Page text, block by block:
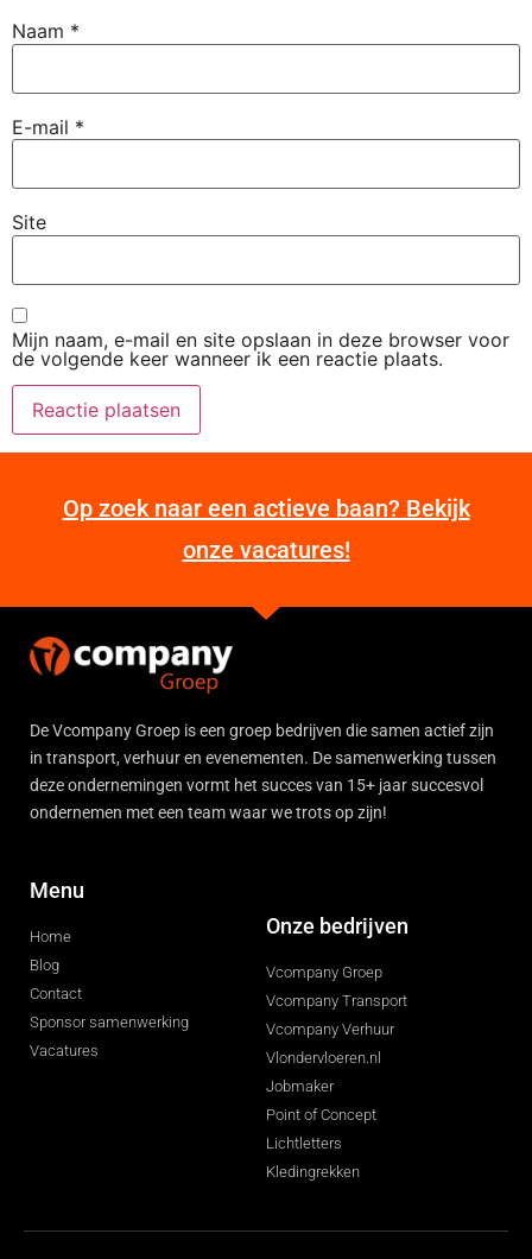
Naam *
E-mail *
Site
Mijn naam, e-mail en site opslaan in deze browser voor
de volgende keer wanneer ik een reactie plaats.
Op zoek naar een actieve baan? Bekijk
onze vacatures!
De Vcompany Groep is een groep bedrijven die samen actief zijn
in transport, verhuur en evenementen. De samenwerking tussen
deze ondernemingen vormt het succes van 15+ jaar succesvol
ondernemen met een team waar we trots op zijn!
Menu
Home
Blog
Contact
Sponsor samenwerking
Vacatures
Onze bedrijven
Vcompany Groep
Vcompany Transport
Vcompany Verhuur
Vlondervloeren.nl
Jobmaker
Point of Concept
Lichtletters
Kledingrekken